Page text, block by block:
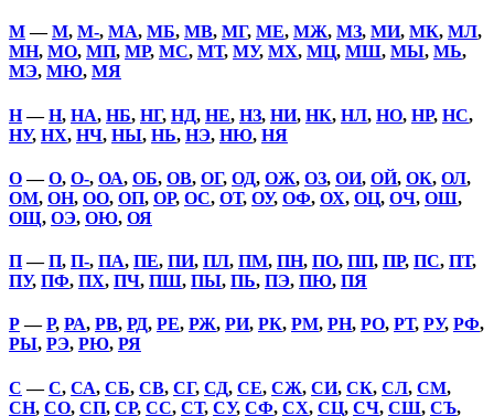
М—М, М-, МА, МБ, МВ, МГ, МЕ, МЖ, МЗ, МИ, МК, МЛ,
МН, МО, МП, МР, МС, МТ, МУ, МХ, МЦ, МШ, МЫ, МЬ,
МЭ, МЮ, МЯ
Н—Н, НА, НБ, НГ, НД, НЕ, НЗ, НИ, НК, НЛ, НО, НР, НС,
НУ, НХ, НЧ, НЫ, НЬ, НЭ, НЮ, НЯ
О—О, О-, ОА, ОБ, ОВ, ОГ, ОД, ОЖ, ОЗ, ОИ, ОЙ, ОК, ОЛ,
ОМ, ОН, ОО, ОП, ОР, ОС, ОТ, ОУ, ОФ, ОХ, ОЦ, ОЧ, ОШ,
ОЩ, ОЭ, ОЮ, ОЯ
П—П, П-, ПА, ПЕ, ПИ, ПЛ, ПМ, ПН, ПО, ПП, ПР, ПС, ПТ,
ПУ, ПФ, ПХ, ПЧ, ПШ, ПЫ, ПЬ, ПЭ, ПЮ, ПЯ
Р—Р, РА, РВ, РД, РЕ, РЖ, РИ, РК, РМ, РН, РО, РТ, РУ, РФ,
РЫ, РЭ, РЮ, РЯ
С —С, СА, СБ, СВ, СГ, СД, СЕ, СЖ, СИ, СК, СЛ, СМ,
СН, СО, СП, СР, СС, СТ, СУ, СФ, СХ, СЦ, СЧ, СШ, СЪ,